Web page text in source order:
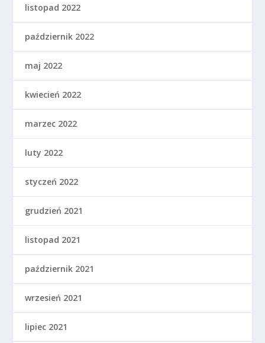
listopad 2022
październik 2022
maj 2022
kwiecień 2022
marzec 2022
luty 2022
styczeń 2022
grudzień 2021
listopad 2021
październik 2021
wrzesień 2021
lipiec 2021